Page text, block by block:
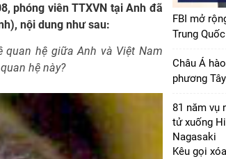
phóng viên TTXVN tại Anh đã
nội dung như sau:
hệ giữa Anh và Việt Nam
hệ này?
FBI mở
Trung Quốc
Châu Á
phương Tây
81 năm vụ
tử xuống
Nagasaki
Kêu gọi